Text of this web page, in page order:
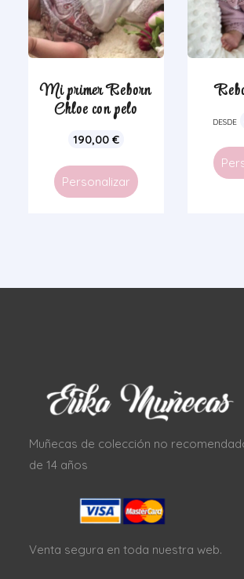
Mi primer Reborn
Chloe con pelo
190,00 €
Personalizar
DESDE
Muñecas de colección no
de 14 años
Venta segura en toda nuestra web.